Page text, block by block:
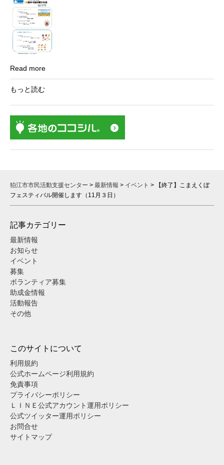
Read more
もっと読む
狛江市市民活動支援センター > 最新情報 > イベント >
【終了】こまえくぼ
フェスティバル開催します（11月３日）
記事カテゴリー
最新情報
お知らせ
イベント
募集
ボランティア募集
助成金情報
活動報告
その他
このサイトについて
利用規約
公式ホームページ利用規約
免責事項
プライバシーポリシー
ＬＩＮＥ公式アカウント運用ポリシー
公式ツイッター運用ポリシー
お問合せ
サイトマップ